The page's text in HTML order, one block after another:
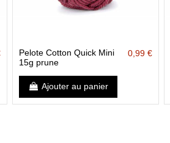
Pelote Cotton Quick Mini
15g prune
0,99 €
Ajouter au panier